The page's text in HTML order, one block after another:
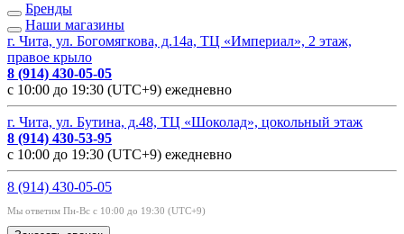
Бренды
Наши магазины
г. Чита, ул. Богомягкова, д.14а, ТЦ «Империал», 2 этаж,
правое крыло
8 (914) 430-05-05
с 10:00 до 19:30 (UTC+9) ежедневно
г. Чита, ул. Бутина, д.48, ТЦ «Шоколад», цокольный этаж
8 (914) 430-53-95
с 10:00 до 19:30 (UTC+9) ежедневно
8 (914) 430-05-05
Мы ответим Пн-Вс с 10:00 до 19:30 (UTC+9)